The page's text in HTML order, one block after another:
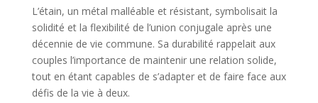
L’étain, un métal malléable et résistant, symbolisait la
solidité et la flexibilité de l’union conjugale après une
décennie de vie commune. Sa durabilité rappelait aux
couples l’importance de maintenir une relation solide,
tout en étant capables de s’adapter et de faire face aux
défis de la vie à deux.